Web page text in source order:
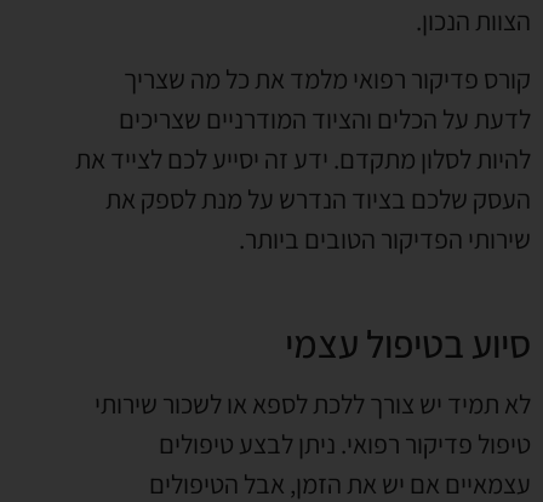
הצוות הנכון.
קורס פדיקור רפואי מלמד את כל מה שצריך
לדעת על הכלים והציוד המודרניים שצריכים
להיות לסלון מתקדם. ידע זה יסייע לכם לצייד את
העסק שלכם בציוד הנדרש על מנת לספק את
שירותי הפדיקור הטובים ביותר.
סיוע בטיפול עצמי
לא תמיד יש צורך ללכת לספא או לשכור שירותי
טיפול פדיקור רפואי. ניתן לבצע טיפולים
עצמאיים אם יש את הזמן, אבל הטיפולים